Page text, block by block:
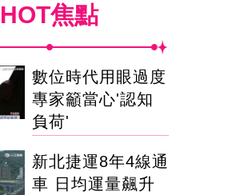
HOT焦點
數位時代用眼過度
專家籲當心'認知
負荷'
新北捷運8年4線通
車 日均運量飆升